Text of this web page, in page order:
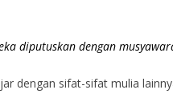
diputuskan dengan
dengan sifat-sifat mulia